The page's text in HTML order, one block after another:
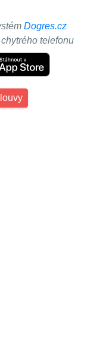
Dogres.cz
telefonu